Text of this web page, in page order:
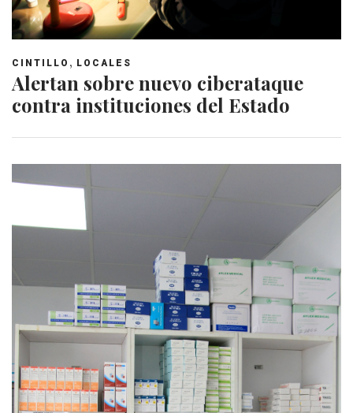
CINTILLO , LOCALES
Alertan sobre nuevo ciberataque
contra instituciones del Estado